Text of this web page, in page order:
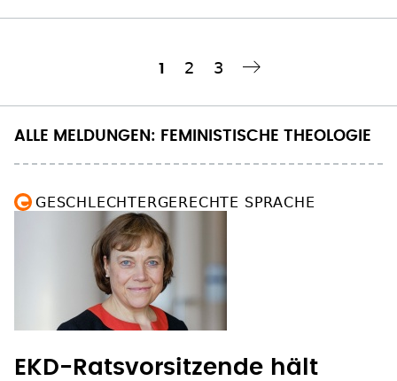
Aktuelle
1 Seite
2 Seite
3
››
ALLE MELDUNGEN: FEMINISTISCHE THEOLOGIE
GESCHLECHTERGERECHTE SPRACHE
EKD-Ratsvorsitzende hält